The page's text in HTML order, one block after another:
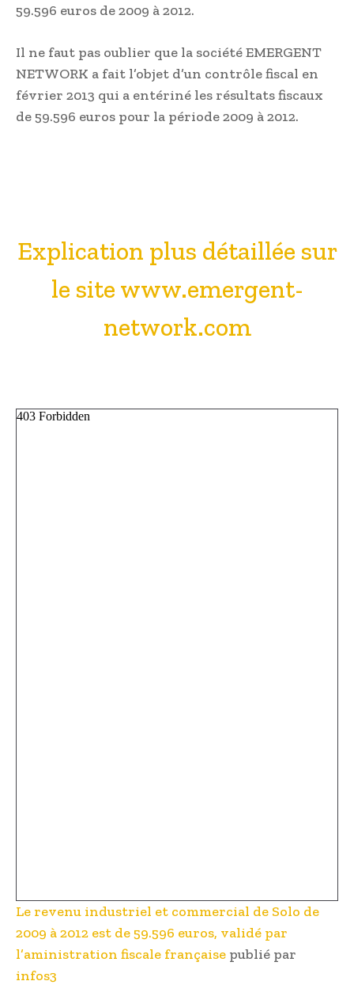
59.596 euros de 2009 à 2012.
Il ne faut pas oublier que la société EMERGENT
NETWORK a fait l’objet d’un contrôle fiscal en
février 2013 qui a entériné les résultats fiscaux
de 59.596 euros pour la période 2009 à 2012.
Explication plus détaillée sur
le site www.emergent-
network.com
Le revenu industriel et commercial de Solo de
2009 à 2012 est de 59.596 euros, validé par
l’aministration fiscale française publié par
infos3